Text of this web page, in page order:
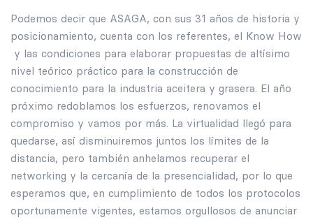
Podemos decir que ASAGA, con sus 31 años de historia y
posicionamiento, cuenta con los referentes, el Know How
y las condiciones para elaborar propuestas de altísimo
nivel teórico práctico para la construcción de
conocimiento para la industria aceitera y grasera. El año
próximo redoblamos los esfuerzos, renovamos el
compromiso y vamos por más. La virtualidad llegó para
quedarse, así disminuiremos juntos los límites de la
distancia, pero también anhelamos recuperar el
networking y la cercanía de la presencialidad, por lo que
esperamos que, en cumplimiento de todos los protocolos
oportunamente vigentes, estamos orgullosos de anunciar